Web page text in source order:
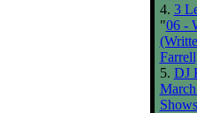
4. 3
"06 -
5. DJ